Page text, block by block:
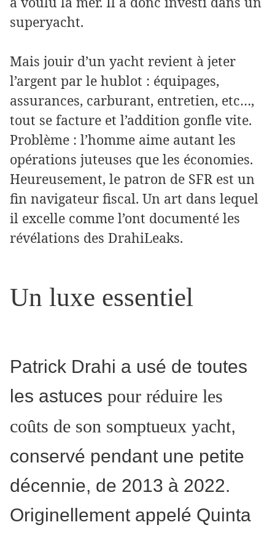
superyacht.
Mais jouir d’un yacht revient à jeter
l’argent par le hublot : équipages,
assurances, carburant, entretien, etc…,
tout se facture et l’addition gonfle vite.
Problème : l’homme aime autant les
opérations juteuses que les économies.
Heureusement, le patron de SFR est un
fin navigateur fiscal. Un art dans lequel
il excelle comme l’ont documenté les
révélations des DrahiLeaks.
Un luxe essentiel
Patrick Drahi a usé de toutes
les astuces pour réduire les
coûts de son somptueux yacht,
conservé pendant une petite
décennie, de 2013 à 2022.
Originellement appelé Quinta